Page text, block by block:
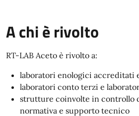
A chi è rivolto
RT-LAB Aceto è rivolto a:
laboratori enologici accreditati
laboratori conto terzi e
strutture coinvolte in controllo
normativa e supporto tecnico